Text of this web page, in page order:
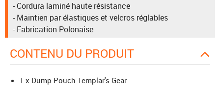
- Cordura laminé haute résistance
- Maintien par élastiques et velcros réglables
- Fabrication Polonaise
CONTENU DU PRODUIT
1 x Dump Pouch Templar's Gear